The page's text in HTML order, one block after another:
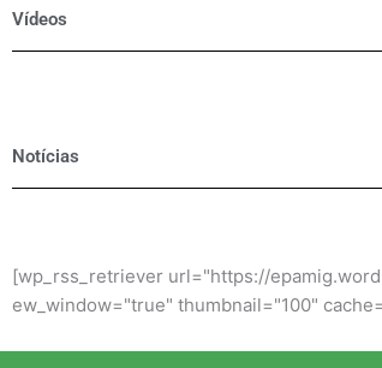
Vídeos
Notícias
[wp_rss_retriever url="https://
ew_window="true" thumbnail="100"